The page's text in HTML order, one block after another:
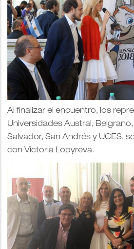
Al finalizar el encuentro, los
Universidades Austral,
Salvador, San Andrés y UCES,
con Victoria Lopyreva.